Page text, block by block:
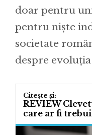
doar pentru
pentru niște
societate
despre
REVIEW
care ar fi